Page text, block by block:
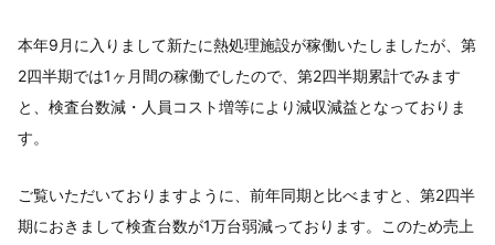
本年9月に入りまして新たに熱処理施設が稼働いたしましたが、第
2四半期では1ヶ月間の稼働でしたので、第2四半期累計でみます
と、検査台数減・人員コスト増等により減収減益となっておりま
す。
ご覧いただいておりますように、前年同期と比べますと、第2四半
期におきまして検査台数が1万台弱減っております。このため売上